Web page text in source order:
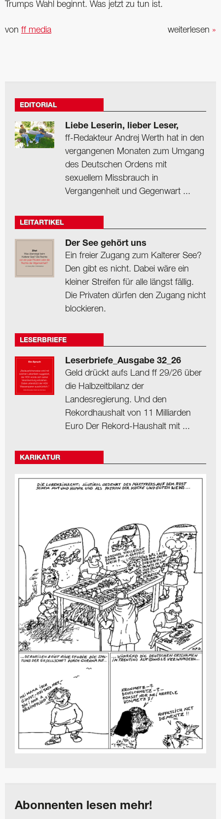
Trumps Wahl beginnt. Was jetzt zu tun ist.
weiterlesen »
von ff media
EDITORIAL
Liebe Leserin, lieber Leser,
ff-Redakteur Andrej Werth hat in den
vergangenen Monaten zum Umgang
des Deutschen Ordens mit
sexuellem Missbrauch in
Vergangenheit und Gegenwart ...
LEITARTIKEL
Der See gehört uns
Ein freier Zugang zum Kalterer See?
Den gibt es nicht. Dabei wäre ein
kleiner Streifen für alle längst fällig.
Die Privaten dürfen den Zugang nicht
blockieren.
LESERBRIEFE
Leserbriefe_Ausgabe 32_26
Geld drückt aufs Land ff 29/26 über
die Halbzeitbilanz der
Landesregierung. Und den
Rekordhaushalt von 11 Milliarden
Euro Der Rekord-Haushalt mit ...
KARIKATUR
Abonnenten lesen mehr!